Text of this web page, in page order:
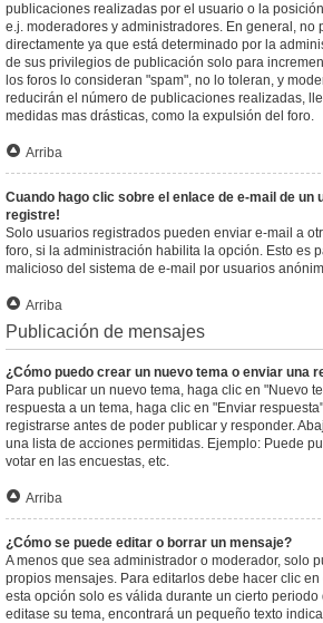
publicaciones realizadas por el usuario o la
e.j. moderadores y administradores. En general, no
directamente ya que está determinado por la
de sus privilegios de publicación solo para
los foros lo consideran "spam", no lo toleran, y
reducirán el número de publicaciones realizadas,
medidas mas drásticas, como la expulsión del foro.
Arriba
Cuando hago clic sobre el enlace de e-mail de un
registre!
Solo usuarios registrados pueden enviar e-mail a
foro, si la administración habilita la opción. Esto es
malicioso del sistema de e-mail por usuarios
Arriba
Publicación de mensajes
¿Cómo puedo crear un nuevo tema o enviar una
Para publicar un nuevo tema, haga clic en "Nuevo
respuesta a un tema, haga clic en "Enviar
registrarse antes de poder publicar y responder.
una lista de acciones permitidas. Ejemplo: Puede
votar en las encuestas, etc.
Arriba
¿Cómo se puede editar o borrar un mensaje?
A menos que sea administrador o moderador, solo
propios mensajes. Para editarlos debe hacer clic en
esta opción solo es válida durante un cierto periodo
editase su tema, encontrará un pequeño texto